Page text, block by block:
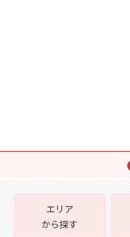
エリア
から探す